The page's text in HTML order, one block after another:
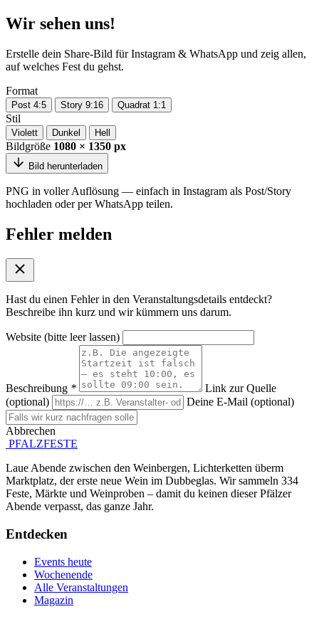
Wir sehen uns!
Erstelle dein Share-Bild für Instagram & WhatsApp und zeig allen,
auf welches Fest du gehst.
Format
Post 4:5 Story 9:16 Quadrat 1:1
Stil
Violett Dunkel Hell
Bildgröße 1080 × 1350 px
Bild herunterladen
PNG in voller Auflösung — einfach in Instagram als Post/Story
hochladen oder per WhatsApp teilen.
Fehler melden
Hast du einen Fehler in den Veranstaltungsdetails entdeckt?
Beschreibe ihn kurz und wir kümmern uns darum.
Website (bitte leer lassen)
Beschreibung *
Link zur Quelle
(optional)
Deine E-Mail (optional)
Abbrechen
PFALZFESTE
Laue Abende zwischen den Weinbergen, Lichterketten überm
Marktplatz, der erste neue Wein im Dubbeglas. Wir sammeln 334
Feste, Märkte und Weinproben – damit du keinen dieser Pfälzer
Abende verpasst, das ganze Jahr.
Entdecken
Events heute
Wochenende
Alle Veranstaltungen
Magazin